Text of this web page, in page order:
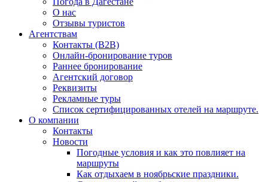
О нас
Отзывы туристов
Агентствам
Контакты (B2B)
Онлайн-бронирование туров
Раннее бронирование
Агентский договор
Реквизиты
Рекламные туры
Список сертифицированных отелей на маршруте.
О компании
Контакты
Новости
Погодные условия и как это повлияет на
маршруты
Как отдыхаем в ноябрьские праздники.